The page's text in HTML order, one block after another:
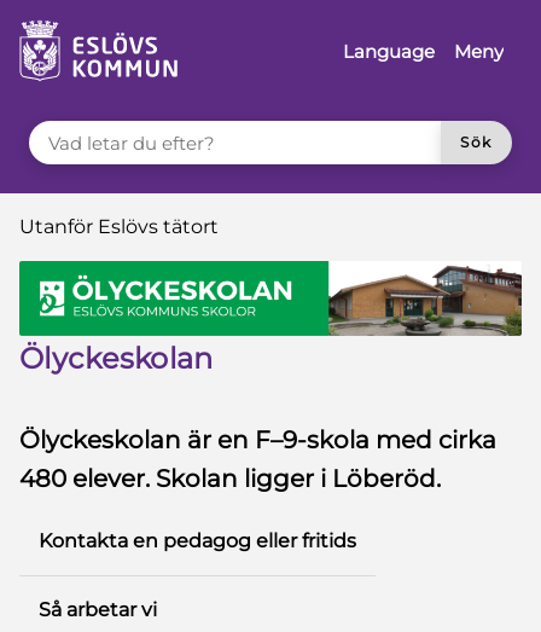
till innehåll
till sidomeny
Language
Meny
VAD LETAR DU EFTER?
Sök
Du är här:
Utanför Eslövs tätort
Ölyckeskolan
Ölyckeskolan är en F–9-skola med cirka
480 elever. Skolan ligger i Löberöd.
Kontakta en pedagog eller fritids
Så arbetar vi